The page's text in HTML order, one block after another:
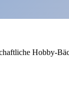
Hobby-